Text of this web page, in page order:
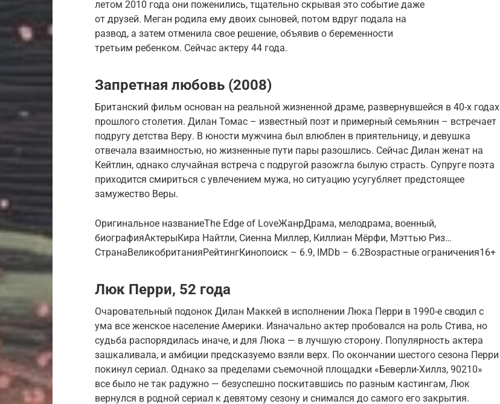
летом 2010 года они поженились, тщательно скрывая это событие даже
от друзей. Меган родила ему двоих сыновей, потом вдруг подала на
развод, а затем отменила свое решение, объявив о беременности
третьим ребенком. Сейчас актеру 44 года.
Запретная любовь (2008)
Британский фильм основан на реальной жизненной драме, развернувшейся в 40-х годах
прошлого столетия. Дилан Томас – известный поэт и примерный семьянин – встречает
подругу детства Веру. В юности мужчина был влюблен в приятельницу, и девушка
отвечала взаимностью, но жизненные пути пары разошлись. Сейчас Дилан женат на
Кейтлин, однако случайная встреча с подругой разожгла былую страсть. Супруге поэта
приходится смириться с увлечением мужа, но ситуацию усугубляет предстоящее
замужество Веры.
Оригинальное названиеThe Edge of LoveЖанрДрама, мелодрама, военный,
биографияАктерыКира Найтли, Сиенна Миллер, Киллиан Мёрфи, Мэттью Риз…
СтранаВеликобританияРейтингКинопоиск – 6.9, IMDb – 6.2Возрастные ограничения16+
Люк Перри, 52 года
Очаровательный подонок Дилан Маккей в исполнении Люка Перри в 1990-е сводил с
ума все женское население Америки. Изначально актер пробовался на роль Стива, но
судьба распорядилась иначе, и для Люка — в лучшую сторону. Популярность актера
зашкаливала, и амбиции предсказуемо взяли верх. По окончании шестого сезона Перри
покинул сериал. Однако за пределами съемочной площадки «Беверли-Хиллз, 90210»
все было не так радужно — безуспешно поскитавшись по разным кастингам, Люк
вернулся в родной сериал к девятому сезону и снимался до самого его закрытия.